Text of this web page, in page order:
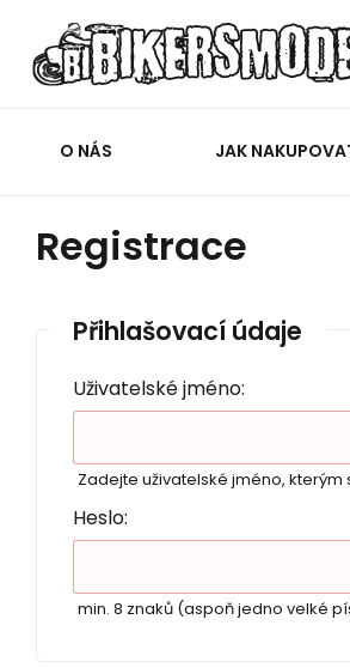
O NÁS JAK
Registrace
Přihlašovací údaje
Uživatelské jméno:
Zadejte uživatelské jméno,
Heslo:
min. 8 znaků (aspoň jedno velké